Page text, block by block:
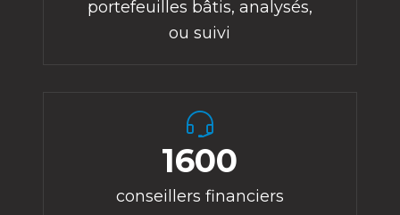
portefeuilles bâtis, analysés,
ou suivi
1600
conseillers financiers